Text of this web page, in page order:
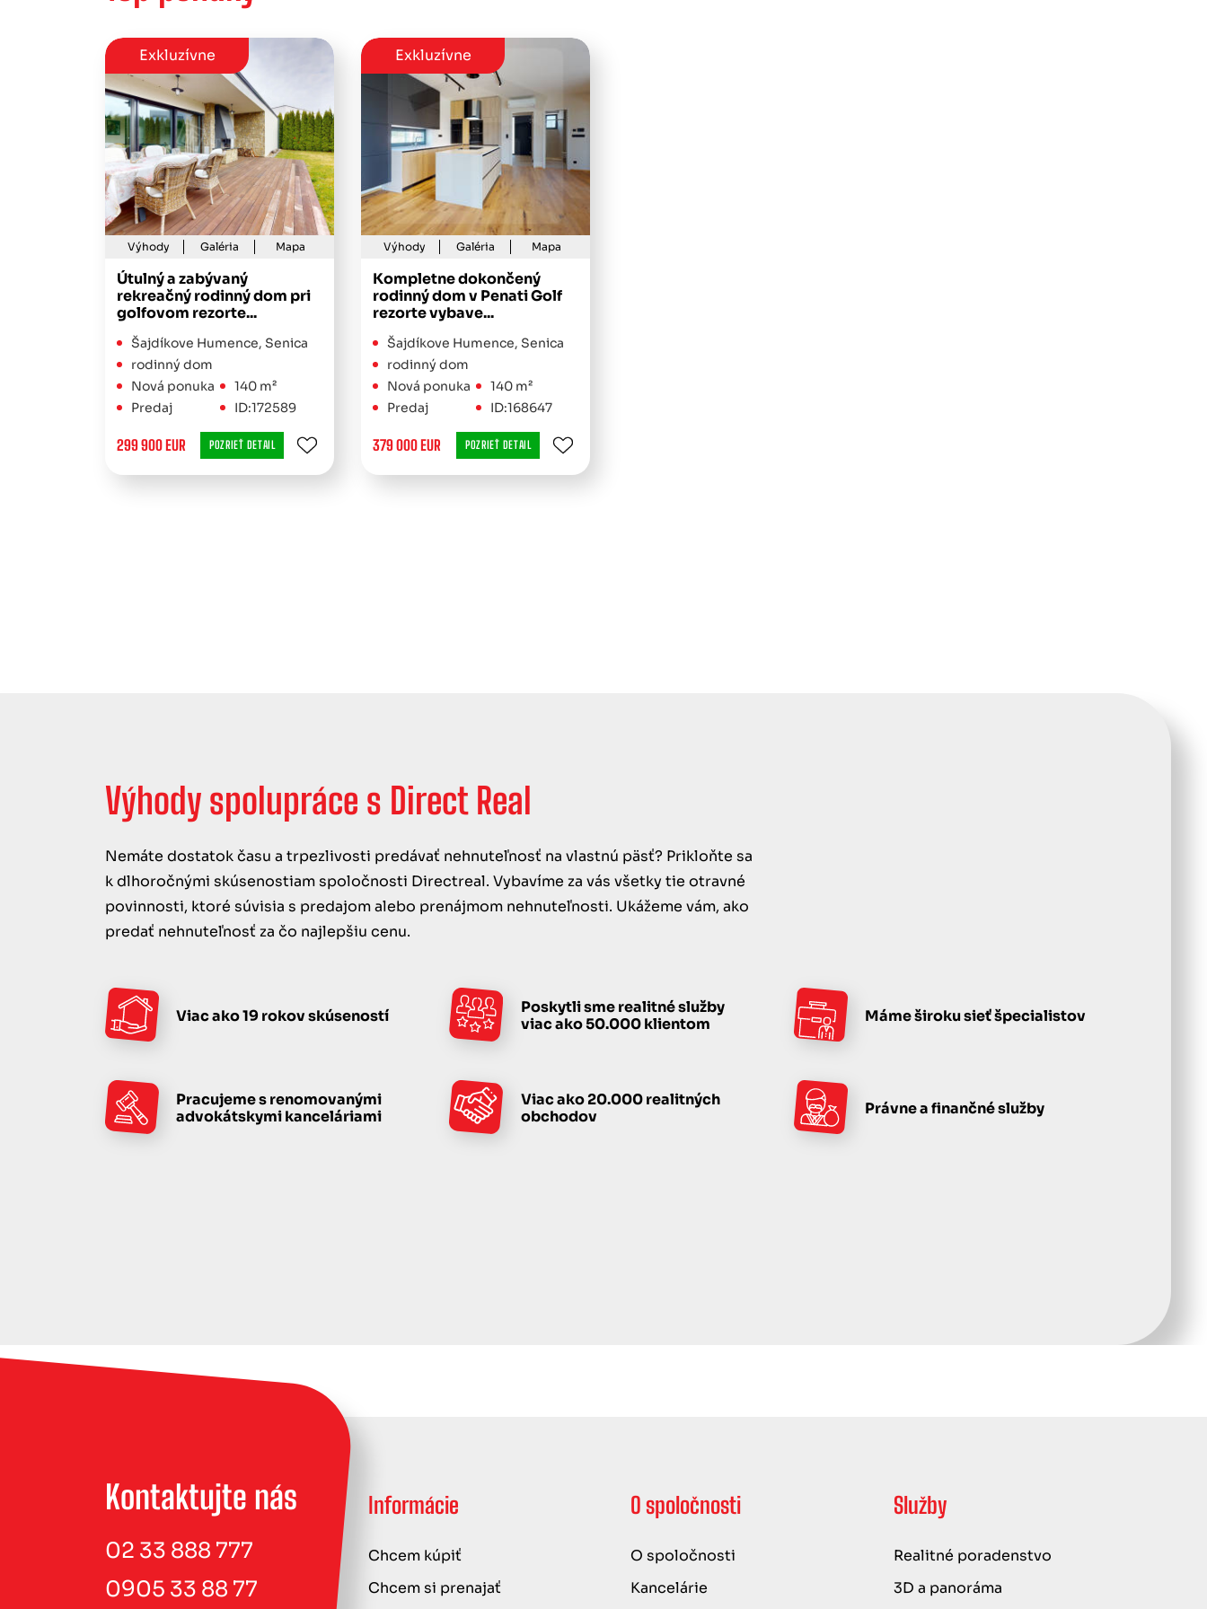
Exkluzívne
Výhody Galéria Mapa
Útulný a zabývaný
rekreačný rodinný dom pri
golfovom rezorte...
Šajdíkove Humence, Senica
rodinný dom
Nová ponuka
140 m²
Predaj
ID:172589
299 900 EUR POZRIEŤ DETAIL
Exkluzívne
Výhody Galéria Mapa
Kompletne dokončený
rodinný dom v Penati Golf
rezorte vybave...
Šajdíkove Humence, Senica
rodinný dom
Nová ponuka
140 m²
Predaj
ID:168647
379 000 EUR POZRIEŤ DETAIL
Výhody spolupráce s Direct Real
Nemáte dostatok času a trpezlivosti predávať nehnuteľnosť na vlastnú päsť? Prikloňte sa
k dlhoročnými skúsenostiam spoločnosti Directreal. Vybavíme za vás všetky tie otravné
povinnosti, ktoré súvisia s predajom alebo prenájmom nehnuteľnosti. Ukážeme vám, ako
predať nehnuteľnosť za čo najlepšiu cenu.
Viac ako 19 rokov skúseností
Poskytli sme realitné služby
viac ako 50.000 klientom
Máme široku sieť špecialistov
Pracujeme s renomovanými
advokátskymi kanceláriami
Viac ako 20.000 realitných
obchodov
Právne a finančné služby
Kontaktujte nás
02 33 888 777
0905 33 88 77
Informácie
Chcem kúpiť
Chcem si prenajať
O spoločnosti
O spoločnosti
Kancelárie
Služby
Realitné poradenstvo
3D a panoráma